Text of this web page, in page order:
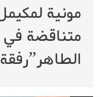
مونية
متناقضة